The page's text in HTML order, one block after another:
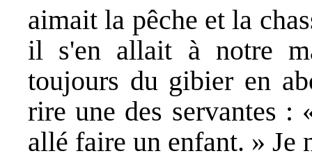
aimait la pêche et la
il s'en allait à notre
toujours du gibier en
rire une des servantes :
allé faire un enfant. » Je